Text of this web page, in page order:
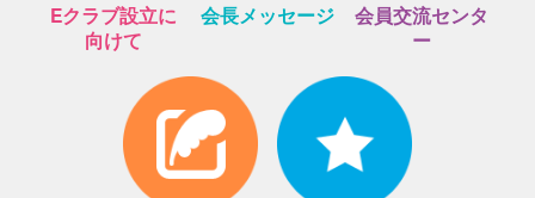
Eクラブ設立に
向けて
会長メッセージ
会員交流センタ
ー